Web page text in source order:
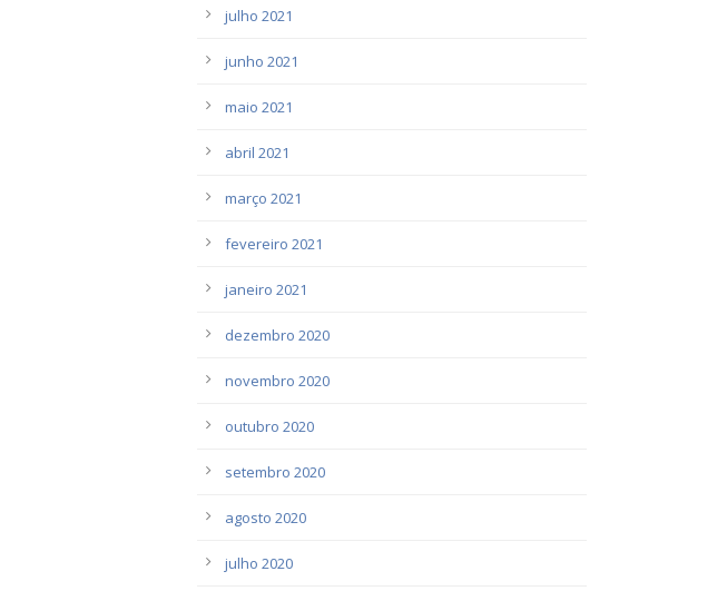
julho 2021
junho 2021
maio 2021
abril 2021
março 2021
fevereiro 2021
janeiro 2021
dezembro 2020
novembro 2020
outubro 2020
setembro 2020
agosto 2020
julho 2020